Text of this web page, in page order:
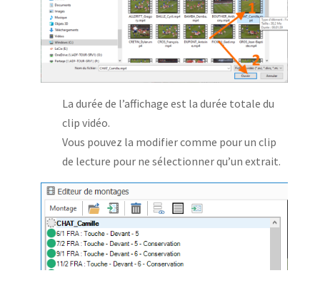
La durée de l’affichage est la durée totale du
clip vidéo.
Vous pouvez la modifier comme pour un clip
de lecture pour ne sélectionner qu’un extrait.